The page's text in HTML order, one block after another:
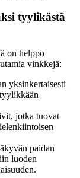
tyylikästä
on helppo
vinkkejä:
yksinkertaisesti
jotka tuovat
paidan
luoden